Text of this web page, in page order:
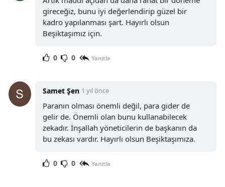
gireceğiz, bunu iyi değerlendirip güzel bir
kadro yapılanması şart. Hayırlı olsun
Beşiktaşımız için.
0 0 Yanıtla
Samet Şen 1 yıl önce
Paranın olması önemli değil, para gider de
gelir de. Önemli olan bunu kullanabilecek
zekadır. İnşallah yöneticilerin de başkanın da
bu zekası vardır. Hayırlı olsun Beşiktaşımıza.
0 0 Yanıtla